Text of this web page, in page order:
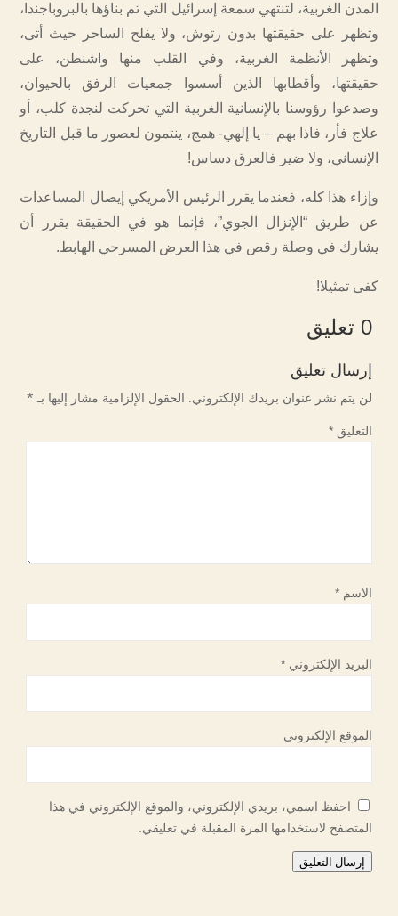
المدن الغربية، لتنتهي سمعة إسرائيل التي تم بناؤها بالبروباجندا،
وتظهر على حقيقتها بدون رتوش، ولا يفلح الساحر حيث أتى،
وتظهر الأنظمة الغربية، وفي القلب منها واشنطن، على
حقيقتها، وأقطابها الذين أسسوا جمعيات الرفق بالحيوان،
وصدعوا رؤوسنا بالإنسانية الغربية التي تحركت لنجدة كلب، أو
علاج فأر، فاذا بهم – يا إلهي- همج، ينتمون لعصور ما قبل التاريخ
الإنساني، ولا ضير فالعرق دساس!
وإزاء هذا كله، فعندما يقرر الرئيس الأمريكي إيصال المساعدات
عن طريق “الإنزال الجوي”، فإنما هو في الحقيقة يقرر أن
يشارك في وصلة رقص في هذا العرض المسرحي الهابط.
كفى تمثيلا!
0 تعليق
إرسال تعليق
لن يتم نشر عنوان بريدك الإلكتروني. الحقول الإلزامية مشار إليها بـ *
التعليق*
الاسم*
البريد الإلكتروني*
الموقع الإلكتروني
احفظ اسمي، بريدي الإلكتروني، والموقع الإلكتروني في هذا
المتصفح لاستخدامها المرة المقبلة في تعليقي.
إرسال التعليق